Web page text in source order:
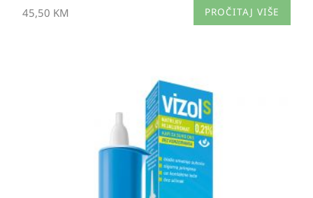
45,50 KM PROČITAJ VIŠE